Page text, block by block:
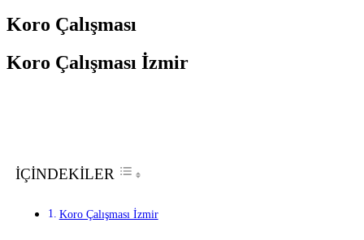
Koro Çalışması
Koro Çalışması İzmir
İÇİNDEKİLER
Koro Çalışması İzmir